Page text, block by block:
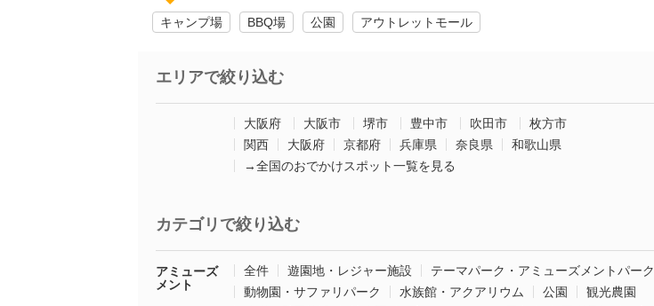
キャンプ場 BBQ場 公園 アウトレットモール
エリアで絞り込む
大阪府 大阪市 堺市 豊中市 吹田市
枚方市
関西
大阪府 京都府 兵庫県 奈良県
和歌山県
→全国のおでかけスポット一覧を見る
カテゴリで絞り込む
アミューズ
メント
全件 遊園地・レジャー施設
テーマパーク・アミューズメントパーク
動物園・サファリパーク
水族館・アクアリウム 公園
観光農園